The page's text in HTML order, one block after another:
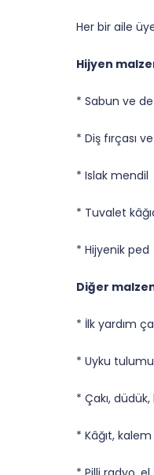
Her bir aile
Hijyen
* Sabun ve
* Diş fırçası
* Islak mendil
* Tuvalet
* Hijyenik ped
Diğer
* İlk yardım
* Uyku
* Çakı,
* Kâğıt, kalem